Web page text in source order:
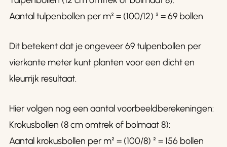
Aantal tulpenbollen per m² = (100/12) ² = 69 bollen
Dit betekent dat je ongeveer 69 tulpenbollen per
vierkante meter kunt planten voor een dicht en
kleurrijk resultaat.
Hier volgen nog een aantal voorbeeldberekeningen:
Krokusbollen (8 cm omtrek of bolmaat 8):
Aantal krokusbollen per m² = (100/8) ² = 156 bollen